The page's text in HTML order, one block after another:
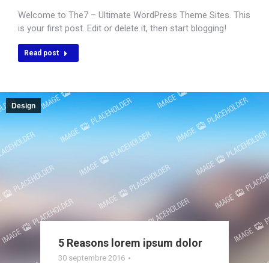
Welcome to The7 – Ultimate WordPress Theme Sites. This
is your first post. Edit or delete it, then start blogging!
Read post
Design
5 Reasons lorem ipsum dolor
30 septembre 2016